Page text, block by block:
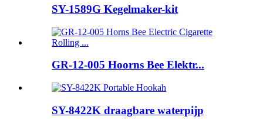
SY-1589G Kegelmaker-kit
GR-12-005 Hoorns Bee Elektr...
SY-8422K draagbare waterpijp